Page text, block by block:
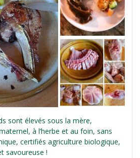
sont élevés sous la mère,
à l’herbe et au foin, sans
certifiés agriculture biologique,
savoureuse !